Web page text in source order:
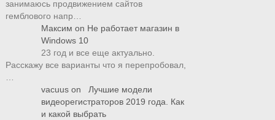
занимаюсь продвижением сайтов
гемблового напр…
Максим on Не работает магазин в
Windows 10
23 год и все еще актуально.
Расскажу все варианты что я перепробовал,
…
vacuus on
Лучшие модели
видеорегистраторов 2019 года. Как
и какой выбрать